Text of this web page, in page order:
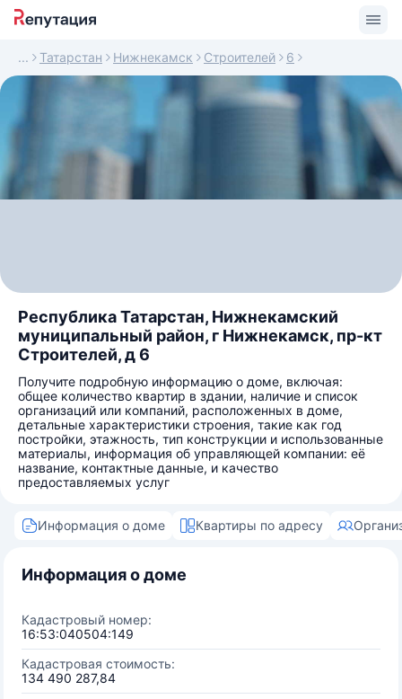
Татарстан Нижнекамск Строителей 6
Республика Татарстан, Нижнекамский
муниципальный район, г Нижнекамск, пр-кт
Строителей, д 6
Получите подробную информацию о доме, включая:
общее количество квартир в здании, наличие и список
организаций или компаний, расположенных в доме,
детальные характеристики строения, такие как год
постройки, этажность, тип конструкции и использованные
материалы, информация об управляющей компании: её
название, контактные данные, и качество
предоставляемых услуг
Информация о доме Квартиры по адресу
Информация о доме
Кадастровый номер:
16:53:040504:149
Кадастровая стоимость:
134 490 287,84